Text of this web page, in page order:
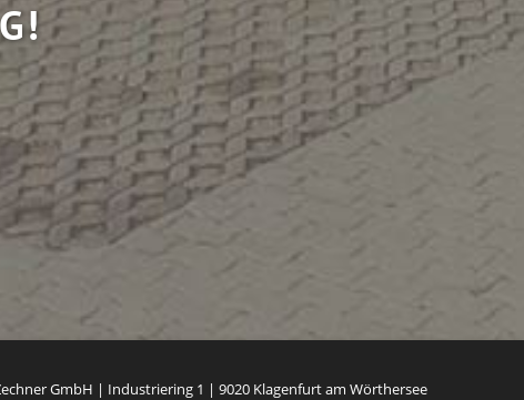
GmbH | Industriering 1 | 9020 Klagenfurt am Wörthersee